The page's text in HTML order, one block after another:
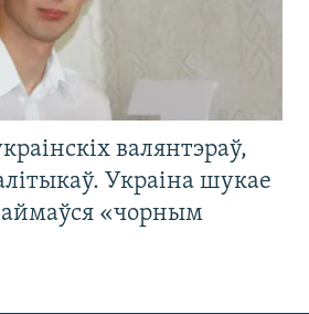
валянтэраў,
Украіна шукае
«чорным